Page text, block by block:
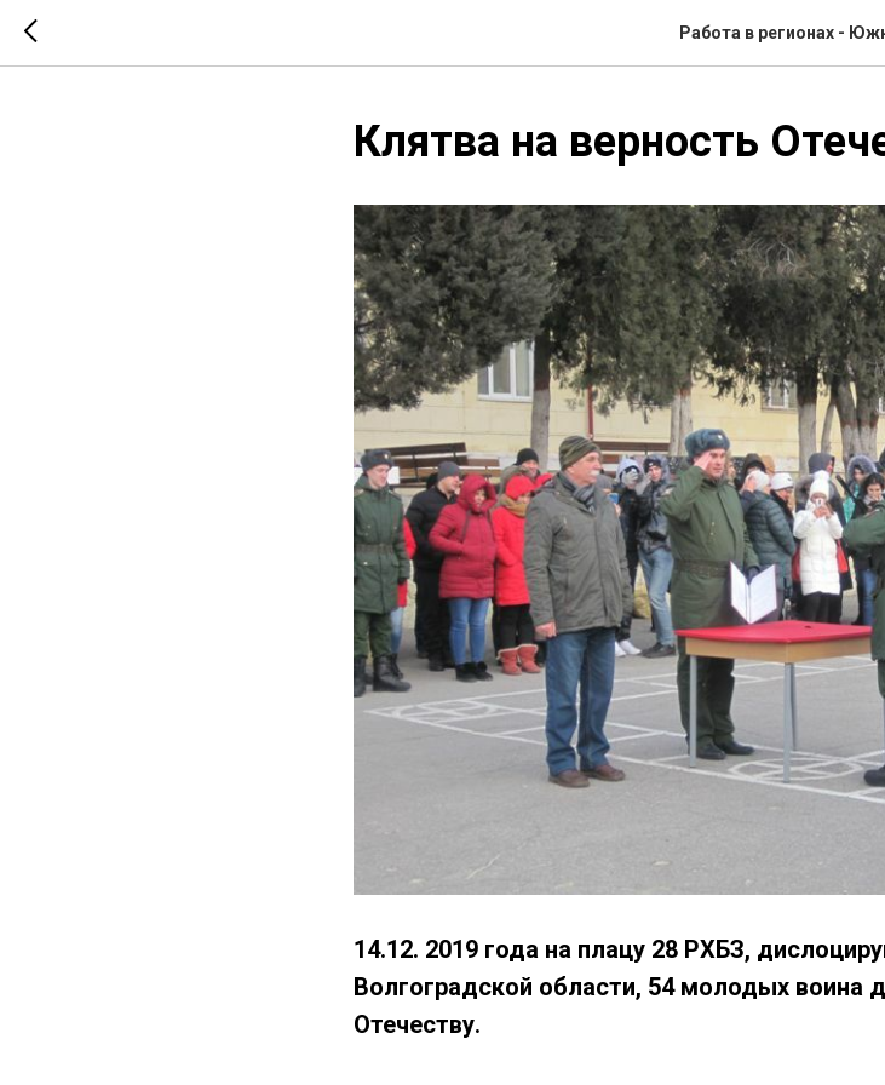
Работа в регионах -
Клятва на верность
14.12. 2019 года на плацу 28 РХБЗ,
Волгоградской области, 54 молодых воина
Отечеству.